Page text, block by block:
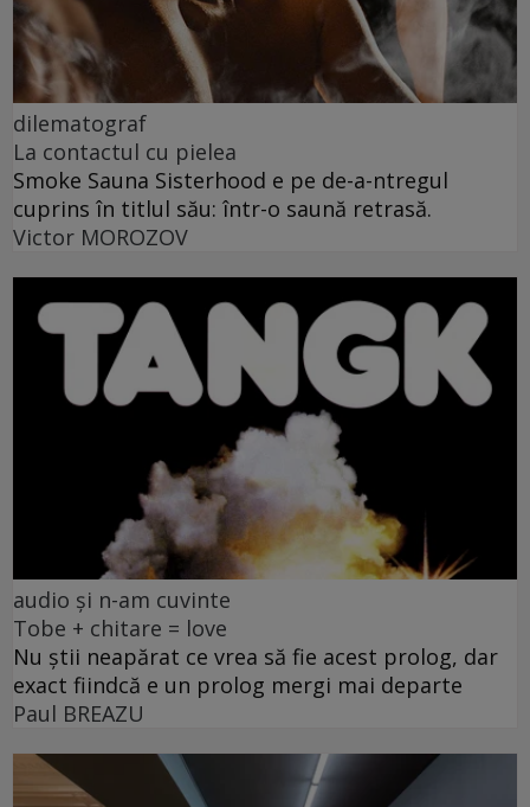
dilematograf
La contactul cu pielea
Smoke Sauna Sisterhood e pe de-a-ntregul
cuprins în titlul său: într-o saună retrasă.
Victor MOROZOV
audio și n-am cuvinte
Tobe + chitare = love
Nu știi neapărat ce vrea să fie acest prolog, dar
exact fiindcă e un prolog mergi mai departe
Paul BREAZU